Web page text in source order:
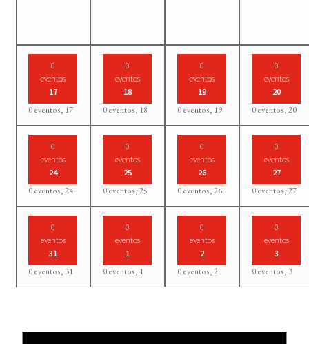
0
eventos
17
0 eventos, 17
0
eventos
18
0 eventos, 18
0
eventos
19
0 eventos, 19
0
eventos
20
0 eventos,20
0
eventos
24
0 eventos,24
0
eventos
25
0 eventos,25
0
eventos
26
0 eventos,26
0
eventos
27
0 eventos,27
0
eventos
31
0 eventos, 31
0
eventos
1
0 eventos, 1
0
eventos
2
0 eventos,2
0
eventos
3
0 eventos, 3